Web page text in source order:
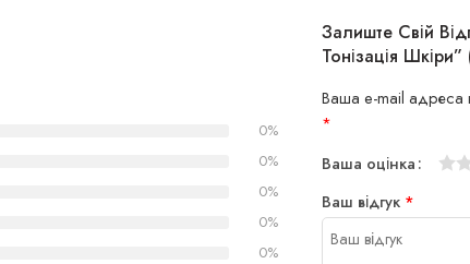
0%
0%
0%
0%
0%
Залиште Свій
Тонізація
Ваша e-mail адреса
*
Ваша оцінка
Ваш відгук *